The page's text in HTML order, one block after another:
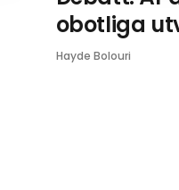
obotliga
Hayde Bolouri